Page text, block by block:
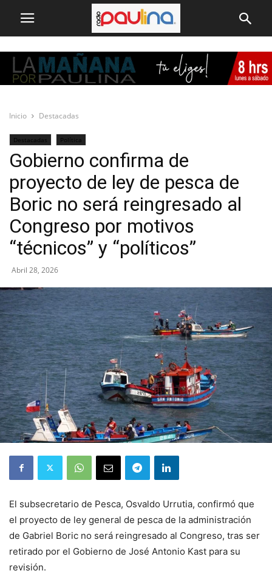
Inicio Destacadas
Destacadas Política
Gobierno confirma de
proyecto de ley de pesca de
Boric no será reingresado al
Congreso por motivos
“técnicos” y “políticos”
Abril 28, 2026
El subsecretario de Pesca, Osvaldo Urrutia, confirmó que
el proyecto de ley general de pesca de la administración
de Gabriel Boric no será reingresado al Congreso, tras ser
retirado por el Gobierno de José Antonio Kast para su
revisión.